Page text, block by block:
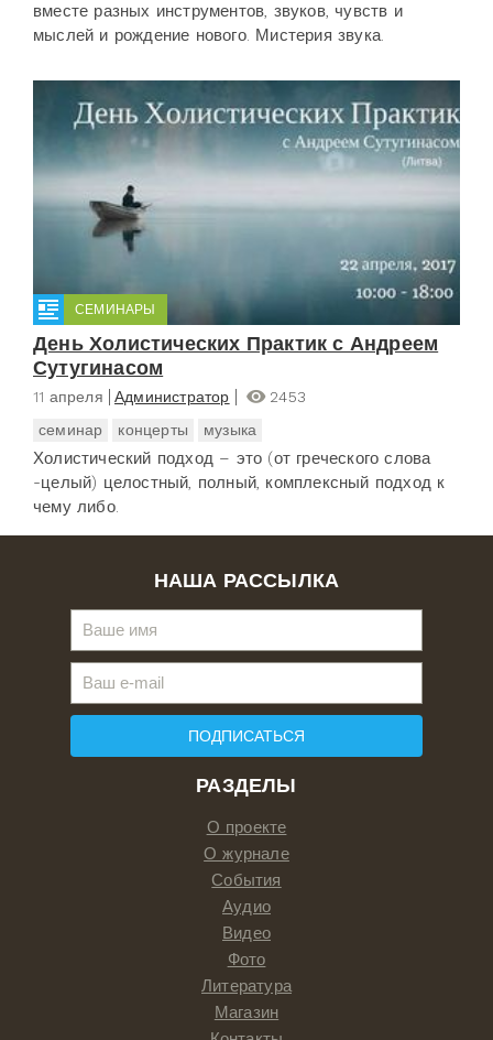
вместе разных инструментов, звуков, чувств и
мыслей и рождение нового. Мистерия звука.
СЕМИНАРЫ
День Холистических Практик с Андреем
Сутугинасом
11 апреля Администратор
2453
семинар
концерты музыка
Холистический подход – это (от греческого слова
-целый) целостный, полный, комплексный подход к
чему либо.
РАЗДЕЛЫ
О проекте
О журнале
События
Аудио
Видео
Фото
Литература
Магазин
НАША РАССЫЛКА
ПОДПИСАТЬСЯ